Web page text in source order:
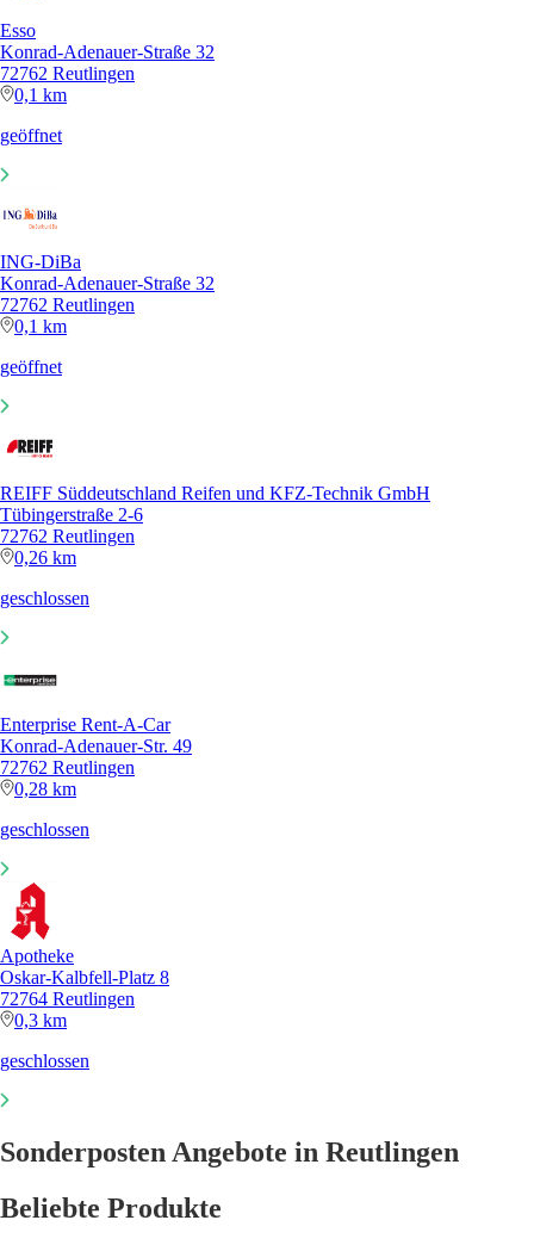
Esso
Konrad-Adenauer-Straße 32
72762 Reutlingen
0,1 km
geöffnet
ING-DiBa
Konrad-Adenauer-Straße 32
72762 Reutlingen
0,1 km
geöffnet
REIFF Süddeutschland Reifen und KFZ-Technik GmbH
Tübingerstraße 2-6
72762 Reutlingen
0,26 km
geschlossen
Enterprise Rent-A-Car
Konrad-Adenauer-Str. 49
72762 Reutlingen
0,28 km
geschlossen
Apotheke
Oskar-Kalbfell-Platz 8
72764 Reutlingen
0,3 km
geschlossen
Sonderposten Angebote in Reutlingen
Beliebte Produkte